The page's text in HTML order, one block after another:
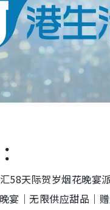
58天际贺岁烟花晚宴
宴｜无限供应甜品｜